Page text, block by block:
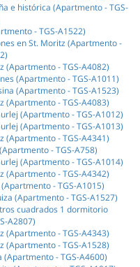
e histórica (Apartmento - TGS-
- TGS-A1522)
en St. Moritz (Apartmento -
(Apartmento - TGS-A4082)
(Apartmento - TGS-A1011)
(Apartmento - TGS-A1523)
(Apartmento - TGS-A4083)
(Apartmento - TGS-A1012)
(Apartmento - TGS-A1013)
(Apartmento - TGS-A4341)
- TGS-A758)
(Apartmento - TGS-A1014)
(Apartmento - TGS-A4342)
- TGS-A1015)
(Apartmento - TGS-A1527)
cuadrados 1 dormitorio
A2807)
(Apartmento - TGS-A4343)
(Apartmento - TGS-A1528)
- TGS-A4600)